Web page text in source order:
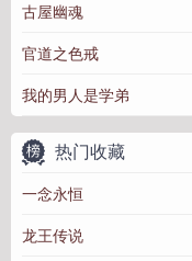
古屋幽魂
官道之色戒
我的男人是学弟
热门收藏
一念永恒
龙王传说